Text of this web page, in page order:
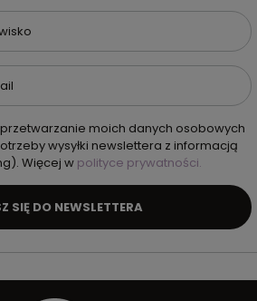
moich danych osobowych
wysyłki newslettera z informacją
Więcej w polityce prywatności.
SIĘ DO NEWSLETTERA